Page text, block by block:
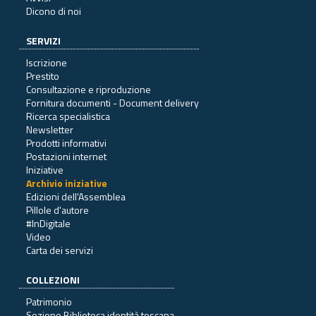
Dicono di noi
SERVIZI
Iscrizione
Prestito
Consultazione e riproduzione
Fornitura documenti - Document delivery
Ricerca specialistica
Newsletter
Prodotti informativi
Postazioni internet
Iniziative
Archivio iniziative
Edizioni dell'Assemblea
Pillole d'autore
#InDigitale
Video
Carta dei servizi
COLLEZIONI
Patrimonio